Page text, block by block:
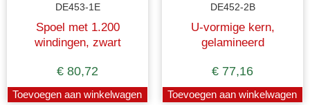
DE453-1E
Spoel met 1.200
windingen, zwart
€ 80,72
Toevoegen aan winkelwagen
DE452-2B
U-vormige kern,
gelamineerd
€ 77,16
Toevoegen aan winkelwagen